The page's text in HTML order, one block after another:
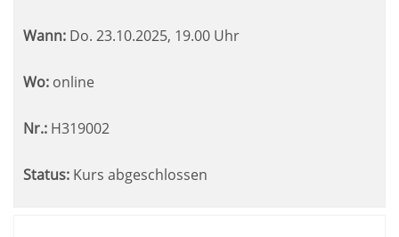
Wann: Do. 23.10.2025, 19.00 Uhr
Wo: online
Nr.: H319002
Status: Kurs abgeschlossen